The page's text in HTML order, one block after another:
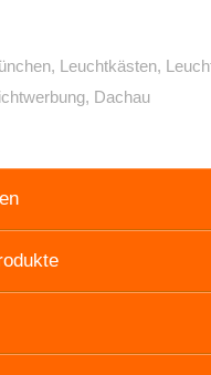
Leuchtkästen,
Dachau